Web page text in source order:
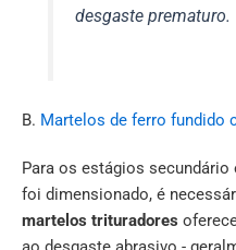
desgaste prematuro.
B. Martelos de ferro fundido
Para os estágios
foi dimensionado, é
martelos trituradores